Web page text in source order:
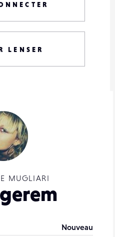
MUGLIARI
Nouveau
LENSER